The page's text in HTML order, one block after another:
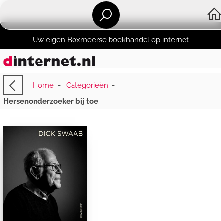
Uw eigen Boxmeerse boekhandel op internet
Home- Categorieën -
Hersenonderzoeker bij toeval